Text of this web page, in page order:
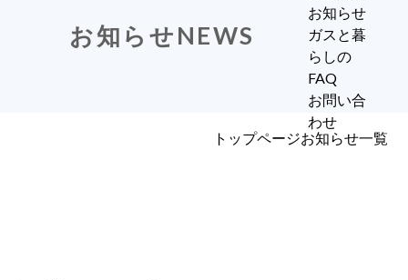
IH
ガス給湯
器
ガスファ
ンヒータ
ー
ガス衣料
水の現状
ガイトー
ルとは
純水+ア
ルカリ還
元水
フィルタ
キッチン
浴槽
洗面・ト
イレ
床暖房
プライバ
シーポリ
シー
お知らせ
一覧
たんぽぽ
ブログ
広報誌た
んぽぽ
ガスと暮
らしの
FAQ
ガスと暮
らしの
FAQ
お問い合
わせ
お知らせNEWS
トップページお知らせ一覧